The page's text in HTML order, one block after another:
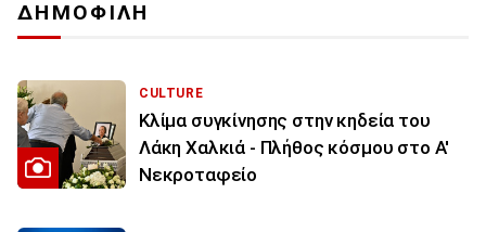
ΔΗΜΟΦΙΛΗ
CULTURE
Κλίμα συγκίνησης στην κηδεία του
Λάκη Χαλκιά - Πλήθος κόσμου στο Α'
Νεκροταφείο